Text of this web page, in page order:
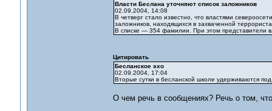
Власти Беслана уточняют список заложников
02.09.2004, 14:08
В четверг стало известно, что властями
заложников, находящихся в захваченной
В списке — 354 фамилии. При этом представители
Цитировать
Бесланское эхо
02.09.2004, 17:04
Вторые сутки в бесланской школе удерживаются
О чем речь в сообщениях? Речь о том,